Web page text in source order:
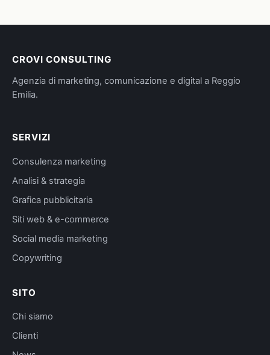
CROVI CONSULTING
Agenzia di marketing, comunicazione e digital a Reggio
Emilia.
SERVIZI
Consulenza marketing
Analisi & strategia
Grafica pubblicitaria
Siti web & e-commerce
Social media marketing
Copywriting
SITO
Chi siamo
Clienti